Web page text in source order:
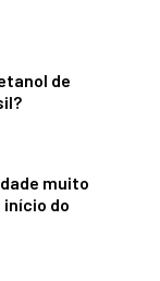
de
muito
do